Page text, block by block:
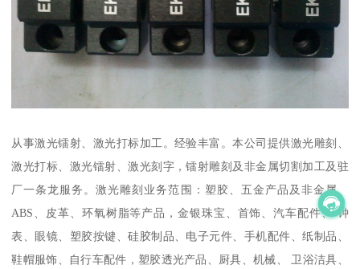
从事激光镭射、激光打标加工。经验丰富。本公司提供激光雕刻、
激光打标、激光镭射、激光刻字，镭射雕刻及非金属切割加工及驻
厂一条龙服务。激光雕刻业务范围：塑胶、五金产品及非金属、
ABS、皮革、环氧树脂等产品，金银珠宝、首饰、汽车配件、 钟
表、眼镜、塑胶按键、硅胶制品、电子元件、手机配件、纸制品、
鞋帽服饰、自行车配件，塑胶透光产品、厨具、机械、 卫浴洁具、